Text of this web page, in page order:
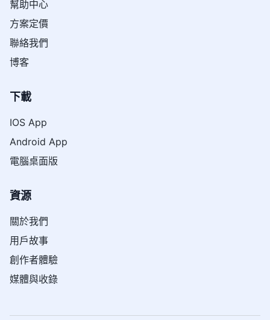
幫助中心
方案定價
聯絡我們
博客
下載
IOS App
Android App
電腦桌面版
資源
關於我們
用戶故事
創作者體驗
媒體與收錄